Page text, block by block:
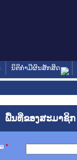
ນິຕິກໍາມີຜົນສັກສິດ
ພື້ນທີ່ຂອງສະມາຊິກ
*